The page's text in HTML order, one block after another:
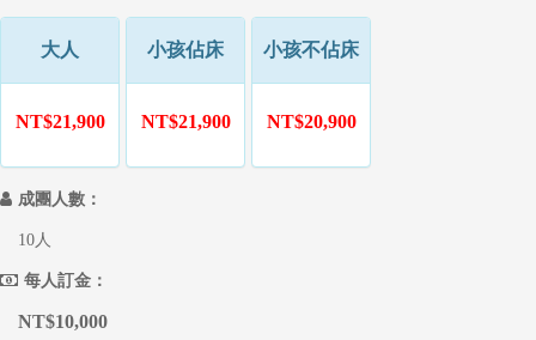
大人
NT$21,900
小孩佔床
NT$21,900
小孩不佔床
NT$20,900
成團人數：
10人
每人訂金：
NT$10,000